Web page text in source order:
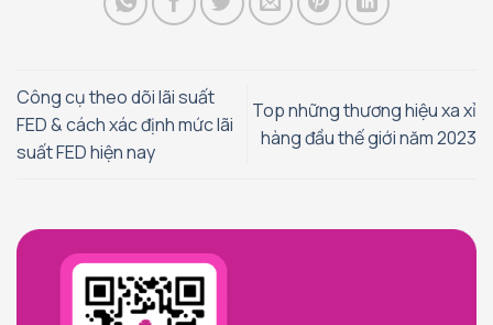
Công cụ theo dõi lãi suất
FED & cách xác định mức lãi
suất FED hiện nay
Top những thương hiệu xa xỉ
hàng đầu thế giới năm 2023